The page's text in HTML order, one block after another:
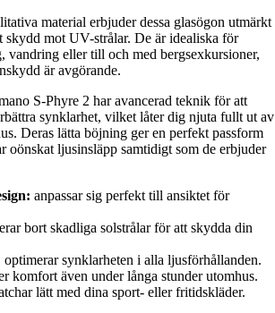
material erbjuder dessa glasögon utmärkt
skydd mot UV-strålar. De är idealiska för
vandring eller till och med bergsexkursioner,
är avgörande.
S-Phyre 2 har avancerad teknik för att
synklarhet, vilket låter dig njuta fullt ut av
Deras lätta böjning ger en perfekt passform
oönskat ljusinsläpp samtidigt som de erbjuder
anpassar sig perfekt till ansiktet för
bort skadliga solstrålar för att skydda din
optimerar synklarheten i alla ljusförhållanden.
komfort även under långa stunder utomhus.
lätt med dina sport- eller fritidskläder.